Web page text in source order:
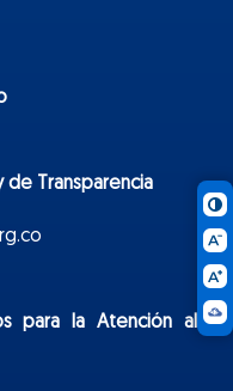
de Transparencia
para la Atención al